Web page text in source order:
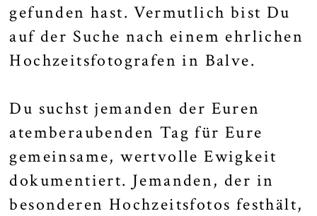
gefunden hast. Vermutlich bist Du
auf der Suche nach einem ehrlichen
Hochzeitsfotografen in Balve.
Du suchst jemanden der Euren
atemberaubenden Tag für Eure
gemeinsame, wertvolle Ewigkeit
dokumentiert. Jemanden, der in
besonderen Hochzeitsfotos festhält,